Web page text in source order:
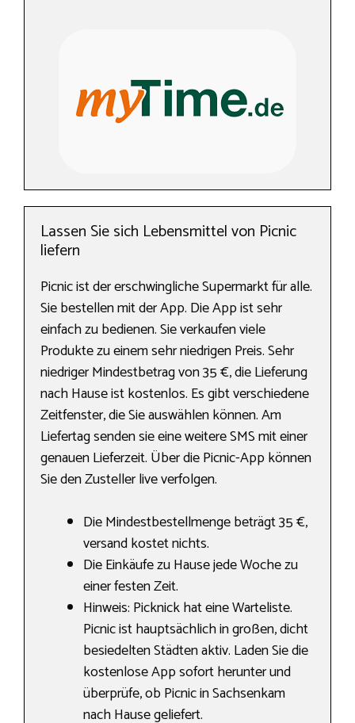
Lassen Sie sich Lebensmittel von Picnic
liefern
Picnic ist der erschwingliche Supermarkt für alle.
Sie bestellen mit der App. Die App ist sehr
einfach zu bedienen. Sie verkaufen viele
Produkte zu einem sehr niedrigen Preis. Sehr
niedriger Mindestbetrag von 35 €, die Lieferung
nach Hause ist kostenlos. Es gibt verschiedene
Zeitfenster, die Sie auswählen können. Am
Liefertag senden sie eine weitere SMS mit einer
genauen Lieferzeit. Über die Picnic-App können
Sie den Zusteller live verfolgen.
Die Mindestbestellmenge beträgt 35 €,
versand kostet nichts.
Die Einkäufe zu Hause jede Woche zu
einer festen Zeit.
Hinweis: Picknick hat eine Warteliste.
Picnic ist hauptsächlich in großen, dicht
besiedelten Städten aktiv. Laden Sie die
kostenlose App sofort herunter und
überprüfe, ob Picnic in Sachsenkam
nach Hause geliefert.